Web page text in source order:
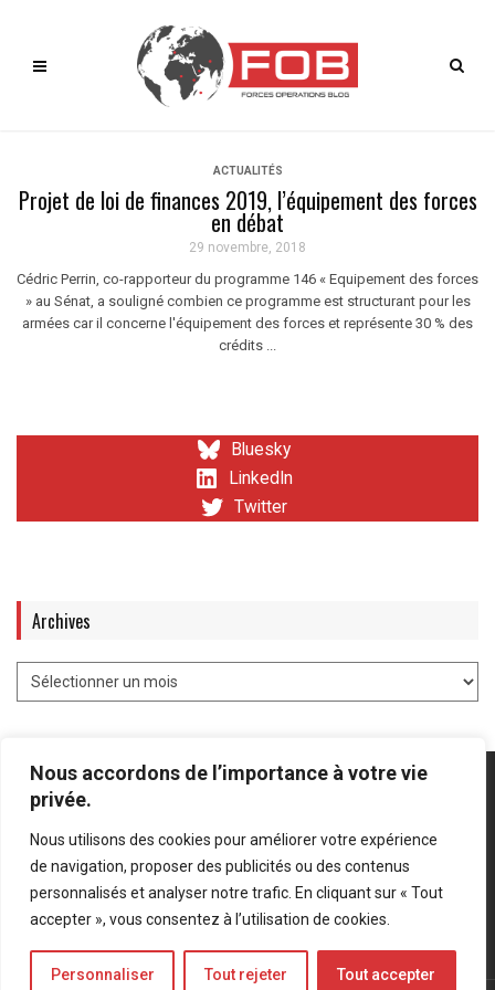
Nous accordons de l’importance à votre vie
privée.
Nous utilisons des cookies pour améliorer votre expérience
de navigation, proposer des publicités ou des contenus
personnalisés et analyser notre trafic. En cliquant sur « Tout
accepter », vous consentez à l’utilisation de cookies.
Personnaliser Tout rejeter Tout accepter
ACTUALITÉS
Projet de loi de finances 2019, l’équipement des forces
en débat
29 novembre, 2018
Cédric Perrin, co-rapporteur du programme 146 « Equipement des forces
» au Sénat, a souligné combien ce programme est structurant pour les
armées car il concerne l'équipement des forces et représente 30 % des
crédits ...
Bluesky
LinkedIn
Twitter
Archives
Mentions légales Politique de confidentialité
Bluesky
LinkedIn
Twitter